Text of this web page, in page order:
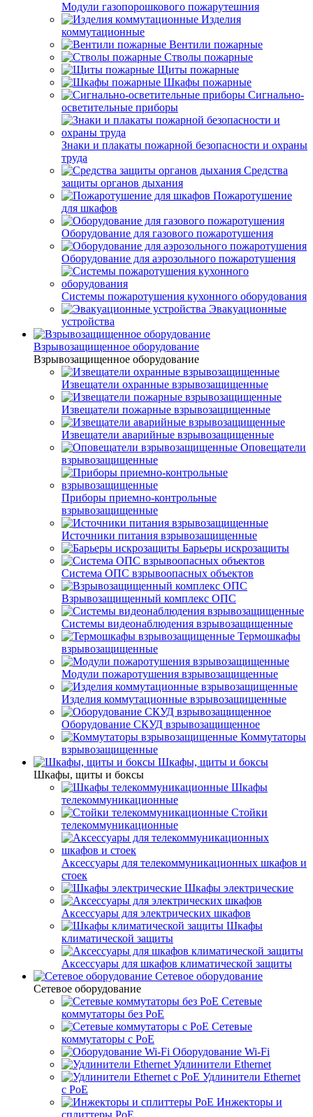
Модули газопорошкового пожарутешния
Изделия
коммутационные
Вентили пожарные
Стволы пожарные
Щиты пожарные
Шкафы пожарные
Сигнально-
осветительные приборы
Знаки и плакаты пожарной безопасности и охраны
труда
Средства
защиты органов дыхания
Пожаротушение
для шкафов
Оборудование для газового пожаротушения
Оборудование для аэрозольного пожаротушения
Системы пожаротушения кухонного оборудования
Эвакуационные
устройства
Взрывозащищенное оборудование
Взрывозащищенное оборудование
Извещатели охранные взрывозащищенные
Извещатели пожарные взрывозащищенные
Извещатели аварийные взрывозащищенные
Оповещатели
взрывозащищенные
Приборы приемно-контрольные
взрывозащищенные
Источники питания взрывозащищенные
Барьеры искрозащиты
Система ОПС взрывоопасных объектов
Взрывозащищенный комплекс ОПС
Системы видеонаблюдения взрывозащищенные
Термошкафы
взрывозащищенные
Модули пожаротушения взрывозащищенные
Изделия коммутационные взрывозащищенные
Оборудование СКУД взрывозащищенное
Коммутаторы
взрывозащищенные
Шкафы, щиты и боксы
Шкафы, щиты и боксы
Шкафы
телекоммуникационные
Стойки
телекоммуникационные
Аксессуары для телекоммуникационных шкафов и
стоек
Шкафы электрические
Аксессуары для электрических шкафов
Шкафы
климатической защиты
Аксессуары для шкафов климатической защиты
Сетевое оборудование
Сетевое оборудование
Сетевые
коммутаторы без PoE
Сетевые
коммутаторы с PoE
Оборудование Wi-Fi
Удлинители Ethernet
Удлинители Ethernet
с PoE
Инжекторы и
сплиттеры PoE